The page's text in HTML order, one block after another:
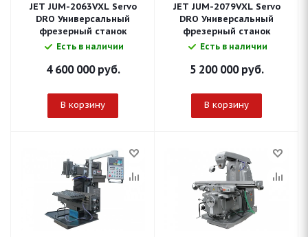
JET JUM-2063VXL Servo
DRO Универсальный
фрезерный станок
Есть в наличии
4 600 000руб.
В корзину
JET JUM-2079VXL Servo
DRO Универсальный
фрезерный станок
Есть в наличии
5 200 000руб.
В корзину